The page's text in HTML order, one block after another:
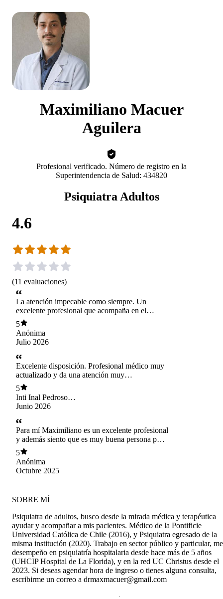
Maximiliano Macuer
Aguilera
Profesional verificado. Número de registro en la
Superintendencia de Salud: 434820
Psiquiatra Adultos
4.6
(11 evaluaciones)
La atención impecable como siempre. Un
excelente profesional que acompaña en el
proceso terapéutico con mucha dedicación. Muy
agradecida de este camino que he recorrido
junto al gran doctor Maximiliano.
5
Anónima
Julio 2026
Excelente disposición. Profesional médico muy
actualizado y da una atención muy
personalizada. Desde que le atiendo con él he
solucionado problemas que no había podido
solucionar por años.
5
Inti Inal Pedroso
Rovira
Junio 2026
Para mí Maximiliano es un excelente profesional
y además siento que es muy buena persona por
lo que hay un complemento buenísimo. Cada
sesión me ayuda a mejorar, sentirme más plena y
he notado un crecimiento a nivel personal lo que
me hace a estar cada día más bien en todos los
5
Anónima
Octubre 2025
SOBRE MÍ
Psiquiatra de adultos, busco desde la mirada médica y terapéutica
ayudar y acompañar a mis pacientes. Médico de la Pontificie
Universidad Católica de Chile (2016), y Psiquiatra egresado de la
misma institución (2020). Trabajo en sector público y particular, me
desempeño en psiquiatría hospitalaria desde hace más de 5 años
(UHCIP Hospital de La Florida), y en la red UC Christus desde el
2023. Si deseas agendar hora de ingreso o tienes alguna consulta,
escribirme un correo a drmaxmacuer@gmail.com